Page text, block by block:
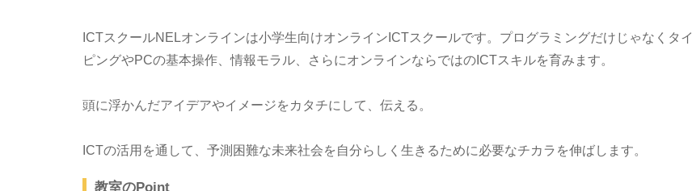
ICTスクールNELオンラインは小学生向けオンラインICTスクールです。プログラミングだけじゃなくタイ
ピングやPCの基本操作、情報モラル、さらにオンラインならではのICTスキルを育みます。
​頭に浮かんだアイデアやイメージをカタチにして、伝える。
ICTの活用を通して、予測困難な未来社会を自分らしく生きるために必要なチカラを伸ばします。
教室のPoint